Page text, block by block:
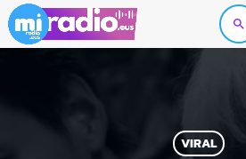
search
VIRAL